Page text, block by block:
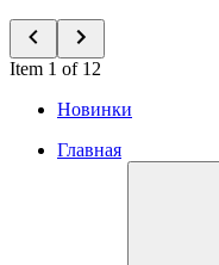
Item 1 of 12
Новинки
Главная